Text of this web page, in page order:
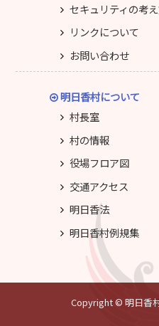
セキュリティの考
リンクについて
お問い合わせ
明日香村について
村長室
村の情報
役場フロア図
交通アクセス
明日香法
明日香村例規集
Copyright © 明日香